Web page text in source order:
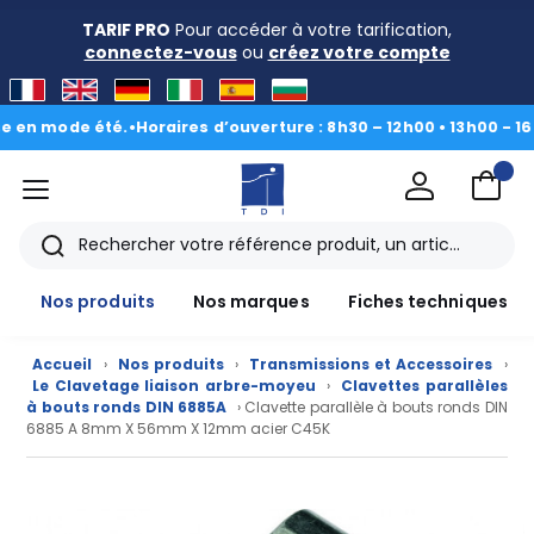
TARIF PRO Pour accéder à votre tarification,
connectez-vousou créez votre compte
mode été.• Horaires d’ouverture : 8h30 – 12h00 • 13h00 - 16h30|
menu
Rechercher
Nos produits
Nos marques Fiches techniques
Accueil › Nos produits › Transmissions et Accessoires
›
Le Clavetage liaison arbre-moyeu
› Clavettes parallèles
à bouts ronds DIN 6885A › Clavette parallèle à bouts ronds DIN
6885 A 8mm X 56mm X 12mm acier C45K